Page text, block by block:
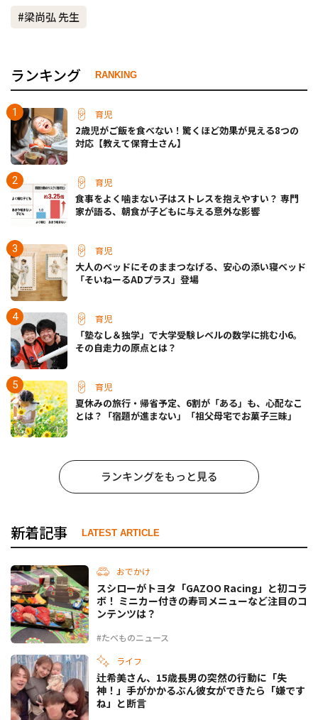
#梁尚弘 先生
ランキング RANKING
育児
2歳児がご飯を食べない！驚くほど効果が見える8つの
対応【教えて保育士さん】
育児
食事をよく噛まない子はストレスを抱えやすい？ 専門
家が語る、朝食が子どもに与える意外な影響
育児
大人のベッドにそのままつなげる、安心の添い寝ベッド
「そいねーるADプラス」登場
育児
「塾なし＆独学」で大学受験レベルの数学に挑む小6。
その自走力の原点とは？
育児
夏休みの旅行・帰省予定、6割が「ある」も、心配なこ
とは？「宿題が進まない」「祖父母宅でお菓子三昧」
ランキングをもっと見る
新着記事 LATEST ARTICLE
おでかけ
#たべものニュース
スシローがトヨタ「GAZOO Racing」と初コラ
ボ！ ミニカー付きの寿司メニューなど注目のコ
ンテンツは？
ライフ
辻希美さん、15歳長男の突然の行動に「失
神！」手がかかるぶん彼女ができたら「嫌です
ね」と断言